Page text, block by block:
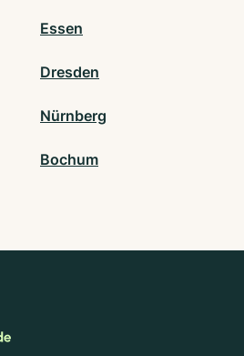
Essen
Dresden
Nürnberg
Bochum